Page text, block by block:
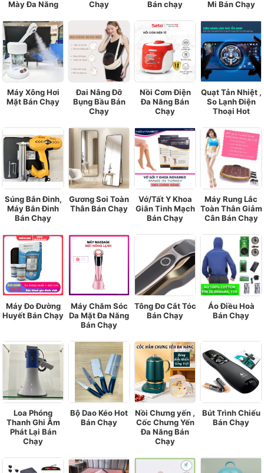
Mày Đa Năng Chạy Bán chạy Mi Bán Chạy
Máy Xông Hơi
Mặt Bán Chạy
Đai Nâng Đỡ
Bụng Bầu Bán
Chạy
Nồi Cơm Điện
Đa Năng Bán
Chạy
Quạt Tản Nhiệt ,
So Lạnh Điện
Thoại Hot
Súng Bắn Đinh,
Máy Bắn Đinh
Bán Chạy
Gương Soi Toàn
Thân Bán Chạy
Vớ/Tất Y Khoa
Giãn Tinh Mạch
Bán Chạy
Máy Rung Lắc
Toàn Thân Giảm
Cân Bán Chạy
Máy Đo Đường
Huyết Bán Chạy
Máy Chăm Sóc
Da Mặt Đa Năng
Bán Chạy
Tông Đơ Cắt Tóc
Bán Chạy
Áo Điều Hoà
Bán Chạy
Loa Phóng
Thanh Ghi Âm
Phát Lại Bán
Chạy
Bộ Dao Kéo Hot
Bán Chạy
Nồi Chưng yến ,
Cốc Chưng Yến
Đa Năng Bán
Chạy
Bút Trình Chiếu
Bán Chạy